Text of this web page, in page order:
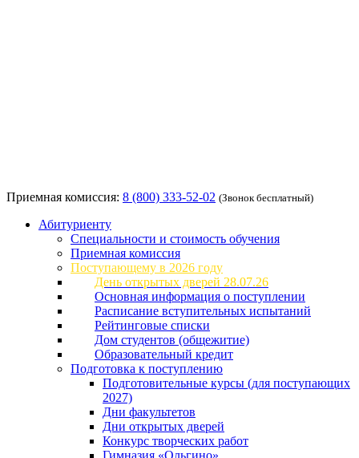
Приемная комиссия: 8 (800) 333-52-02 (Звонок бесплатный)
Абитуриенту
Специальности и стоимость обучения
Приемная комиссия
Поступающему в 2026 году
День открытых дверей 28.07.26
Основная информация о поступлении
Расписание вступительных испытаний
Рейтинговые списки
Дом студентов (общежитие)
Образовательный кредит
Подготовка к поступлению
Подготовительные курсы (для поступающих
2027)
Дни факультетов
Дни открытых дверей
Конкурс творческих работ
Гимназия «Ольгино»